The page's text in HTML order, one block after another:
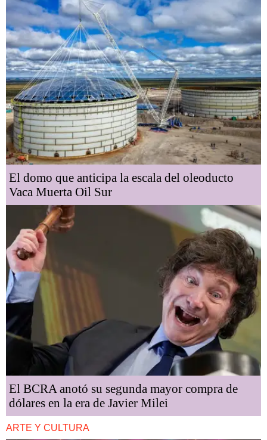
El domo que anticipa la escala del oleoducto
Vaca Muerta Oil Sur
El BCRA anotó su segunda mayor compra de
dólares en la era de Javier Milei
ARTE Y CULTURA